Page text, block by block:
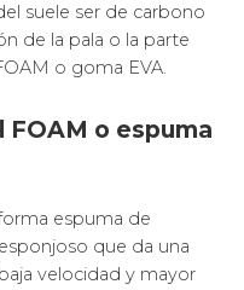
suele ser de carbono
de la pala o la parte
o goma EVA.
FOAM o espuma
espuma de
que da una
velocidad y mayor